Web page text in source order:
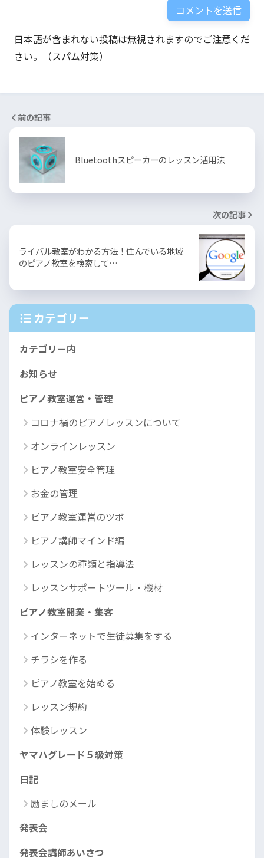
日本語が含まれない投稿は無視されますのでご注意くだ
さい。（スパム対策）
前の記事
Bluetoothスピーカーのレッスン活用法
次の記事
ライバル教室がわかる方法！住んでいる地域
のピアノ教室を検索して…
カテゴリー
カテゴリー内
お知らせ
ピアノ教室運営・管理
コロナ禍のピアノレッスンについて
オンラインレッスン
ピアノ教室安全管理
お金の管理
ピアノ教室運営のツボ
ピアノ講師マインド編
レッスンの種類と指導法
レッスンサポートツール・機材
ピアノ教室開業・集客
インターネットで生徒募集をする
チラシを作る
ピアノ教室を始める
レッスン規約
体験レッスン
ヤマハグレード５級対策
日記
励ましのメール
発表会
発表会講師あいさつ